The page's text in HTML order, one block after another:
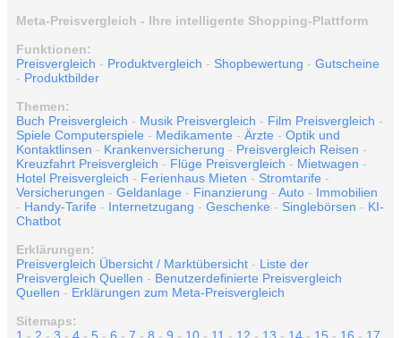
Meta-Preisvergleich - Ihre intelligente Shopping-Plattform
Funktionen:
Preisvergleich - Produktvergleich - Shopbewertung - Gutscheine
- Produktbilder
Themen:
Buch Preisvergleich - Musik Preisvergleich - Film Preisvergleich -
Spiele Computerspiele - Medikamente - Ärzte - Optik und
Kontaktlinsen - Krankenversicherung - Preisvergleich Reisen -
Kreuzfahrt Preisvergleich - Flüge Preisvergleich - Mietwagen -
Hotel Preisvergleich - Ferienhaus Mieten - Stromtarife -
Versicherungen - Geldanlage - Finanzierung - Auto - Immobilien
- Handy-Tarife - Internetzugang - Geschenke - Singlebörsen - KI-
Chatbot
Erklärungen:
Preisvergleich Übersicht / Marktübersicht - Liste der
Preisvergleich Quellen - Benutzerdefinierte Preisvergleich
Quellen - Erklärungen zum Meta-Preisvergleich
Sitemaps: